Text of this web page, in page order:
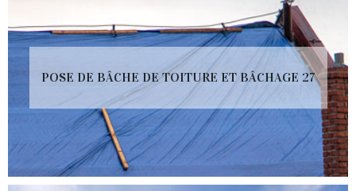
POSE DE BÂCHE DE TOITURE ET BÂCHAGE 27